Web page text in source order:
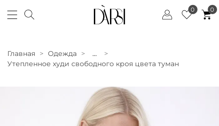
0 0
Главная Одежда
...
Утепленное худи свободного кроя цвета туман